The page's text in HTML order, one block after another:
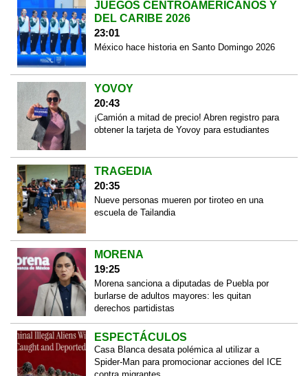
JUEGOS CENTROAMERICANOS Y
DEL CARIBE 2026
23:01
México hace historia en Santo Domingo 2026
YOVOY
20:43
¡Camión a mitad de precio! Abren registro para
obtener la tarjeta de Yovoy para estudiantes
TRAGEDIA
20:35
Nueve personas mueren por tiroteo en una
escuela de Tailandia
MORENA
19:25
Morena sanciona a diputadas de Puebla por
burlarse de adultos mayores: les quitan
derechos partidistas
ESPECTÁCULOS
Casa Blanca desata polémica al utilizar a
Spider-Man para promocionar acciones del ICE